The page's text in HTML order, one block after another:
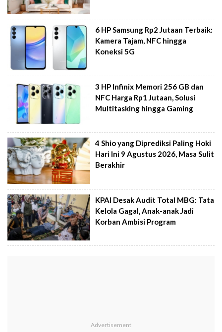
6 HP Samsung Rp2 Jutaan Terbaik:
Kamera Tajam, NFC hingga
Koneksi 5G
3 HP Infinix Memori 256 GB dan
NFC Harga Rp1 Jutaan, Solusi
Multitasking hingga Gaming
4 Shio yang Diprediksi Paling Hoki
Hari Ini 9 Agustus 2026, Masa Sulit
Berakhir
KPAI Desak Audit Total MBG: Tata
Kelola Gagal, Anak-anak Jadi
Korban Ambisi Program